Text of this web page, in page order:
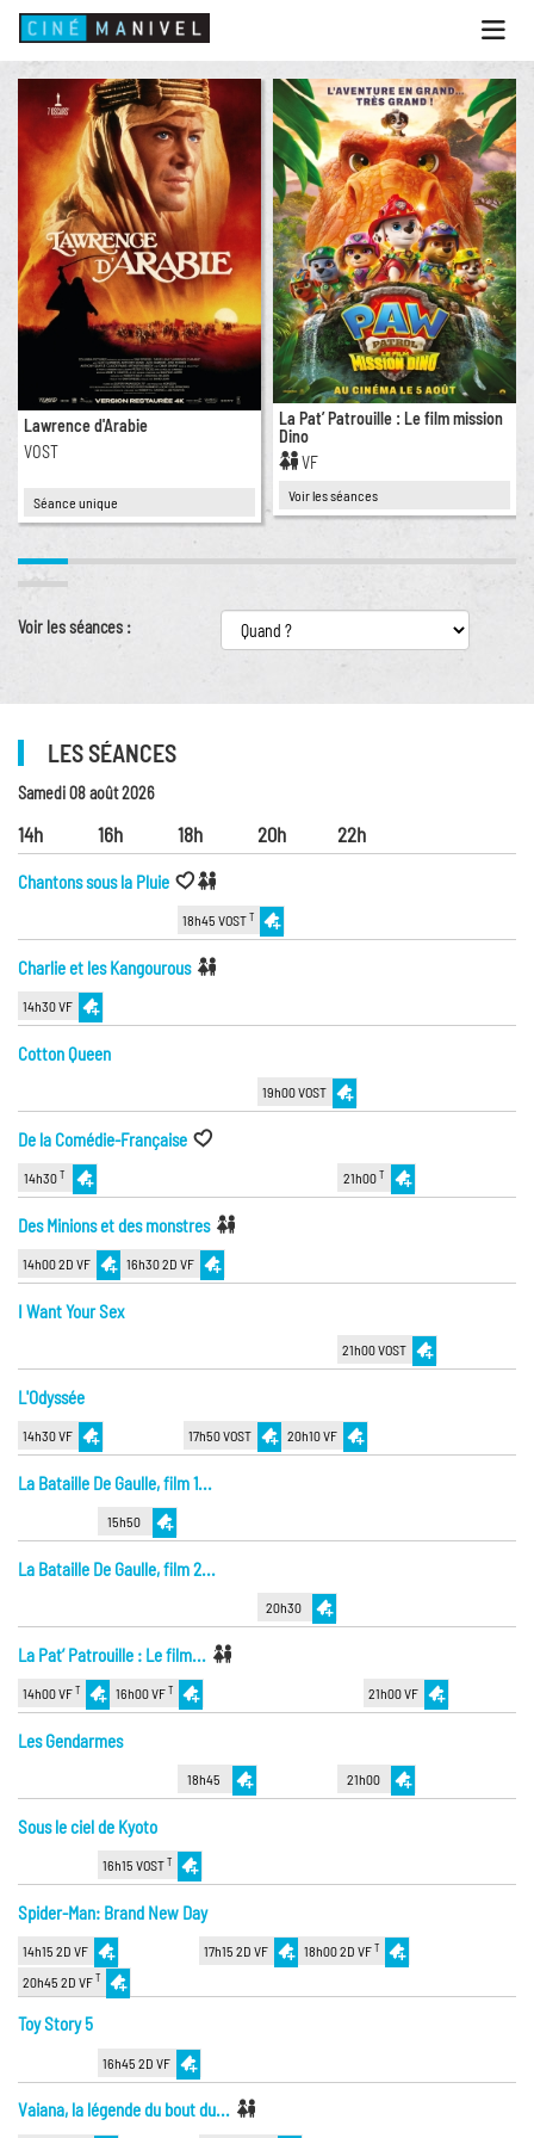
le
menu
ACCUEIL
PROGRAMME
ANIMATIONS
CINÉ CAFÉ | RESTAURANT
PRESTATIONS
INFOS PRATIQUES
Lawrence d'Arabie
VOST
Séance unique
La Pat’ Patrouille : Le film mission
Dino
VF
Voir les séances
Voir les séances :
LES SÉANCES
Samedi 08 août 2026
14h 16h 18h 20h 22h
Chantons sous la Pluie
18h45 VOSTT
Charlie et les Kangourous
14h30 VF
Cotton Queen
19h00 VOST
De la Comédie-Française
14h30 T 21h00T
Des Minions et des monstres
14h00 2D VF 16h30 2D VF
I Want Your Sex
21h00 VOST
L'Odyssée
14h30 VF 17h50 VOST 20h10 VF
La Bataille De Gaulle, film 1...
15h50
La Bataille De Gaulle, film 2...
20h30
La Pat’ Patrouille : Le film...
14h00 VFT 16h00 VFT 21h00 VF
Les Gendarmes
18h45 21h00
Sous le ciel de Kyoto
16h15 VOSTT
Spider-Man: Brand New Day
14h15 2D VF 17h15 2D VF 18h00 2D VFT
20h45 2D VFT
Toy Story 5
16h45 2D VF
Vaiana, la légende du bout du...